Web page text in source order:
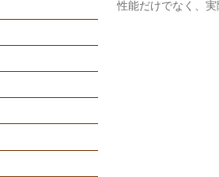
性能だけでなく、